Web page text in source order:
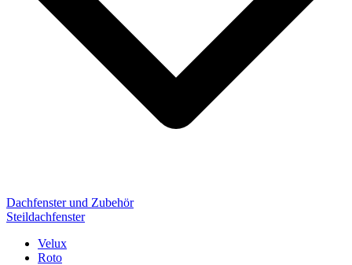
Dachfenster und Zubehör
Steildachfenster
Velux
Roto